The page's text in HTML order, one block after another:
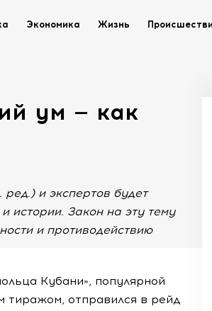
Экономика Жизнь
ум — как
и экспертов будет
истории. Закон на эту тему
и противодействию
Кубани», популярной
тиражом, отправился в рейд